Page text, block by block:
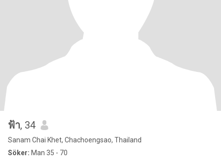
ฟ้า, 34
Sanam Chai Khet, Chachoengsao, Thailand
Söker: Man 35 - 70